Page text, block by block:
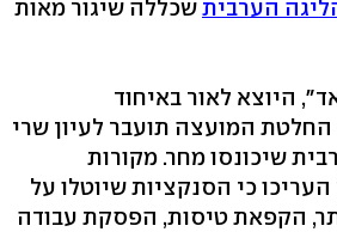
הערביתשכללה שיגור מאות
היוצא לאור באיחוד
החלטת המועצה תועבר לעיון שרי
שיכונסו מחר. מקורות
העריכו כי הסנקציות שיוטלו על
הקפאת טיסות, הפסקת עבודה